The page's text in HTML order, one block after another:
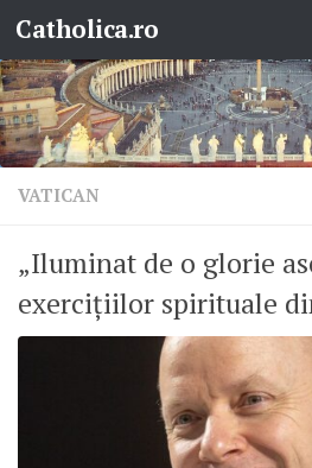
Skip to content
Catholica.ro
VATICAN
„Iluminat de o glorie
exercițiilor spirituale